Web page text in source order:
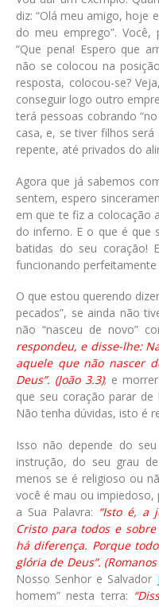
diz: “Olá meu amigo, hoje
do meu emprego”. Você,
“Que pena! Espero que
não se colocou na
resposta, colocou-se?
conseguir logo outro
terá pessoas cobrando
casa, e, se tiver filhos
repente, até privados do
Agora que já sabemos
sentem, espero
em que te fiz a colocação
do inferno. E o que é que
batidas do seu coração!
funcionando
O que estou querendo
pecados”, se ainda não
não “nasceu de novo”
respondeu, e disse-lhe:
aquele que não nascer
Deus”. (João 3.3); e
que seu coração parar
Não tenha dúvidas, isto é
Isso não depende do
instrução, do seu grau
menos se é religioso ou
você é mau ou impiedoso,
a Sua Palavra: “Isto é, a
Cristo para todos e
há diferença. Porque
glória de Deus”.
Nosso Senhor e Salvador
homem” nesta terra: